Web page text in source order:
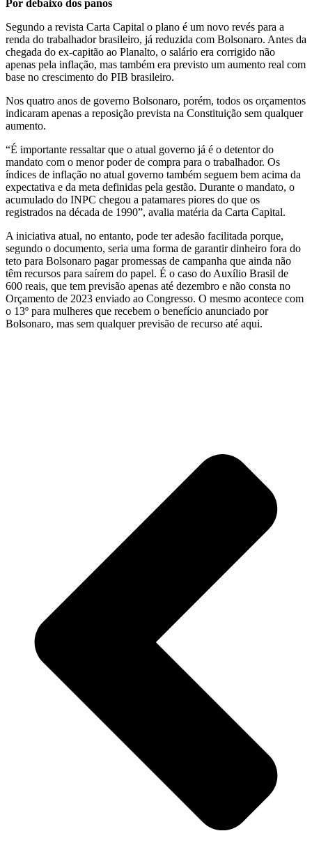
Por debaixo dos panos
Segundo a revista Carta Capital o plano é um novo revés para a
renda do trabalhador brasileiro, já reduzida com Bolsonaro. Antes da
chegada do ex-capitão ao Planalto, o salário era corrigido não
apenas pela inflação, mas também era previsto um aumento real com
base no crescimento do PIB brasileiro.
Nos quatro anos de governo Bolsonaro, porém, todos os orçamentos
indicaram apenas a reposição prevista na Constituição sem qualquer
aumento.
“É importante ressaltar que o atual governo já é o detentor do
mandato com o menor poder de compra para o trabalhador. Os
índices de inflação no atual governo também seguem bem acima da
expectativa e da meta definidas pela gestão. Durante o mandato, o
acumulado do INPC chegou a patamares piores do que os
registrados na década de 1990”, avalia matéria da Carta Capital.
A iniciativa atual, no entanto, pode ter adesão facilitada porque,
segundo o documento, seria uma forma de garantir dinheiro fora do
teto para Bolsonaro pagar promessas de campanha que ainda não
têm recursos para saírem do papel. É o caso do Auxílio Brasil de
600 reais, que tem previsão apenas até dezembro e não consta no
Orçamento de 2023 enviado ao Congresso. O mesmo acontece com
o 13º para mulheres que recebem o benefício anunciado por
Bolsonaro, mas sem qualquer previsão de recurso até aqui.